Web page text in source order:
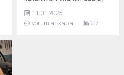
güvenli yolculuk için
önemlidir. İslam’da sıkça
11.01.2025
yorumlar kapalı
37